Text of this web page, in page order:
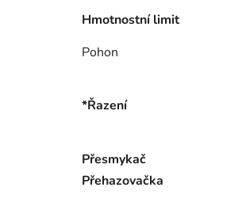
Hmotnostní limit
Pohon
*Řazení
Přesmykač
Přehazovačka